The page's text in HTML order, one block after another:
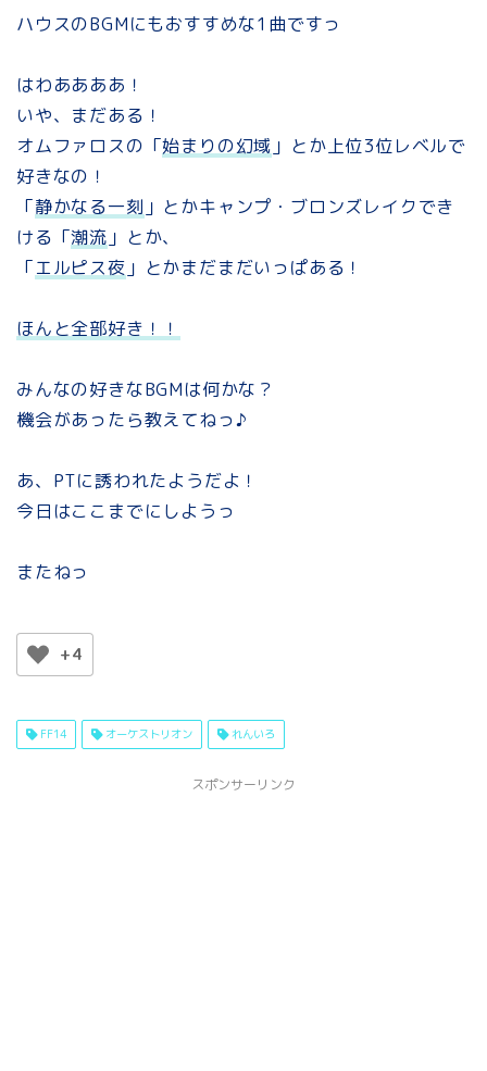
ハウスのBGMにもおすすめな1曲ですっ
はわああああ！
いや、まだある！
オムファロスの「始まりの幻域 」とか上位3位レベルで
好きなの！
「静かなる一刻 」とかキャンプ・ブロンズレイクでき
ける「潮流 」とか、
「エルピス夜 」とかまだまだいっぱある！
ほんと全部好き！！
みんなの好きなBGMは何かな？
機会があったら教えてねっ♪
あ、PTに誘われたようだよ！
今日はここまでにしようっ
またねっ
+4
FF14 オーケストリオン れんいろ
スポンサーリンク